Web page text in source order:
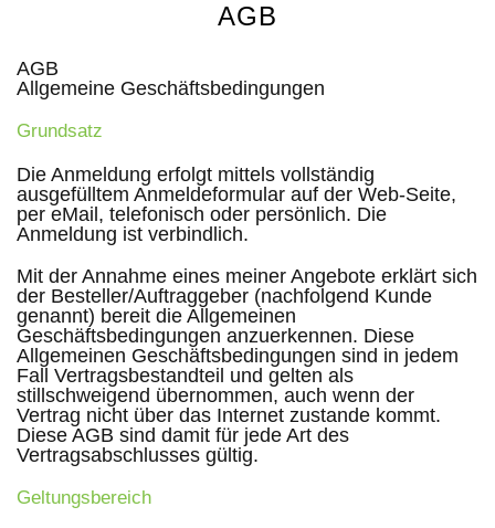
AGB
AGB
Allgemeine Geschäftsbedingungen
Grundsatz
Die Anmeldung erfolgt mittels vollständig
ausgefülltem Anmeldeformular auf der Web-Seite,
per eMail, telefonisch oder persönlich. Die
Anmeldung ist verbindlich.
Mit der Annahme eines meiner Angebote erklärt sich
der Besteller/Auftraggeber (nachfolgend Kunde
genannt) bereit die Allgemeinen
Geschäftsbedingungen anzuerkennen. Diese
Allgemeinen Geschäftsbedingungen sind in jedem
Fall Vertragsbestandteil und gelten als
stillschweigend übernommen, auch wenn der
Vertrag nicht über das Internet zustande kommt.
Diese AGB sind damit für jede Art des
Vertragsabschlusses gültig.
Geltungsbereich